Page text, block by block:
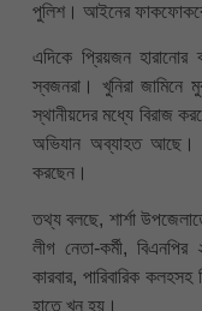
পুলিশ। আইনের ফাকফোকরে
এদিকে প্রিয়জন হারানোর
স্বজনরা। খুনিরা জামিনে
স্থানীয়দের মধ্যে বিরাজ
অভিযান অব্যাহত আছে।
করছেন।
তথ্য বলছে, শার্শা
লীগ নেতা-কর্মী,
কারবার, পারিবারিক
হাতে খুন হয়।